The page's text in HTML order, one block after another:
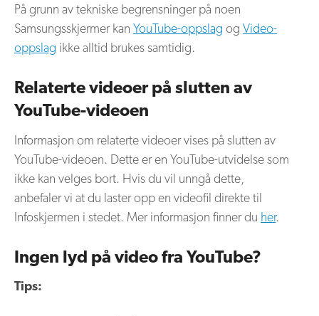
På grunn av tekniske begrensninger på noen
Samsungsskjermer kan YouTube-oppslag og Video-
oppslag ikke alltid brukes samtidig.
Relaterte videoer på slutten av
YouTube-videoen
Informasjon om relaterte videoer vises på slutten av
YouTube-videoen. Dette er en YouTube-utvidelse som
ikke kan velges bort. Hvis du vil unngå dette,
anbefaler vi at du laster opp en videofil direkte til
Infoskjermen i stedet. Mer informasjon finner du her.
Ingen lyd på video fra YouTube?
Tips: